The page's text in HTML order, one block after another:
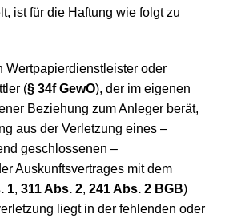
ist für die Haftung wie folgt zu
Wertpapierdienstleister oder
(§ 34f GewO), der im eigenen
Beziehung zum Anleger berät,
aus der Verletzung eines –
geschlossenen –
Auskunftsvertrages mit dem
1, 311 Abs. 2, 241 Abs. 2 BGB)
liegt in der fehlenden oder